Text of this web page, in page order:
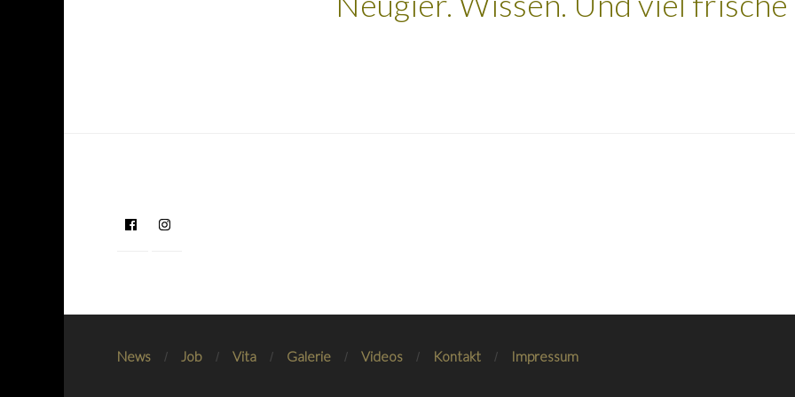
News Job Vita Galerie Videos Kontakt Impressum